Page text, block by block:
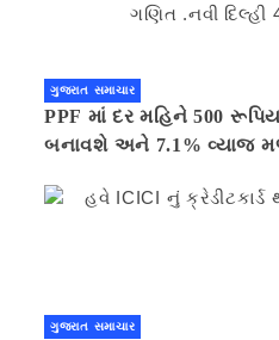
ગુજરાત સમાચાર
PPF માં દર મહિને 500
બનાવશે અને 7.1% વ્યાજ
ગુજરાત સમાચાર